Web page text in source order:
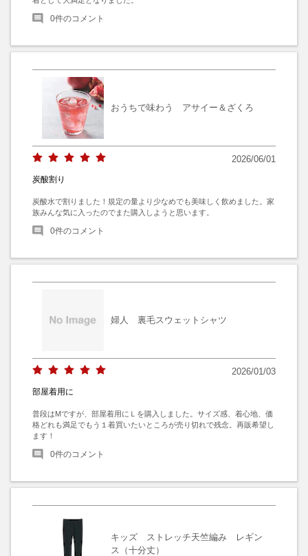
0件のコメント
おうちで味わう アサイー＆ざくろ
2026/06/01
炭酸割り
炭酸水で割りました！規定の量より少なめでも美味しく飲めました。家
族みんな気に入ったのでまた購入しようと思います。
0件のコメント
婦人 裏毛スウェットシャツ
2026/01/03
部屋着用に
普段はMですが、部屋着用にＬを購入しました。サイズ感、着心地、価
格どれも満足でもう１着買いたいところが売り切れで残念。再販希望し
ます！
0件のコメント
キッズ ストレッチ天竺編み レギン
ス（十分丈）